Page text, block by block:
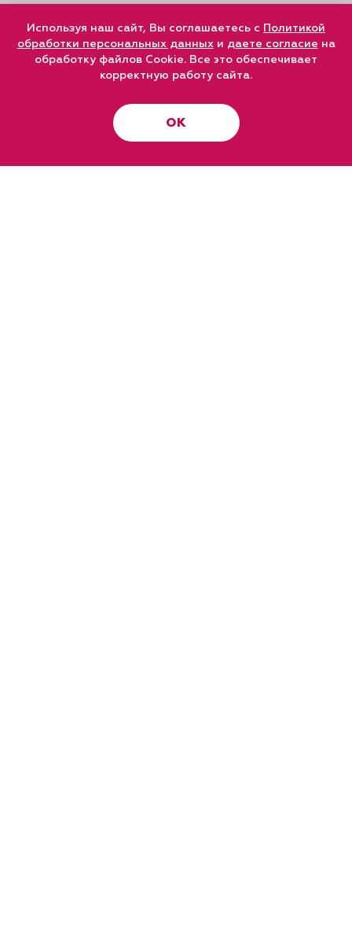
Используя наш сайт, Вы соглашаетесь с Политикой
обработки персональных данныхи даете согласие на
обработку файлов Cookie. Все это обеспечивает
корректную работу сайта.
ОК